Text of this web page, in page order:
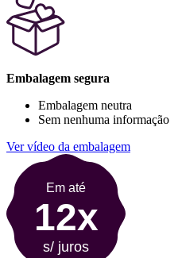
Embalagem segura
Embalagem neutra
Sem nenhuma informação
Ver vídeo da embalagem
Em até
12x
s/ juros